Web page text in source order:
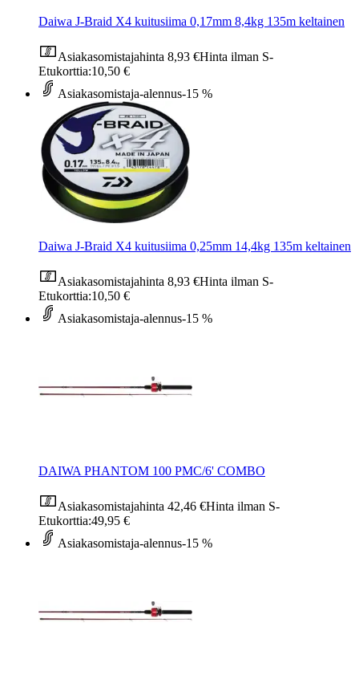
Daiwa J-Braid X4 kuitusiima 0,17mm 8,4kg 135m keltainen
Asiakasomistajahinta 8,93 €Hinta ilman S-
Etukorttia:10,50 €
Asiakasomistaja-alennus-15 %
Daiwa J-Braid X4 kuitusiima 0,25mm 14,4kg 135m keltainen
Asiakasomistajahinta 8,93 €Hinta ilman S-
Etukorttia:10,50 €
Asiakasomistaja-alennus-15 %
DAIWA PHANTOM 100 PMC/6' COMBO
Asiakasomistajahinta 42,46 €Hinta ilman S-
Etukorttia:49,95 €
Asiakasomistaja-alennus-15 %